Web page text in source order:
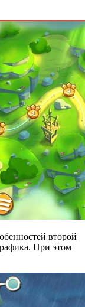
второй
При этом